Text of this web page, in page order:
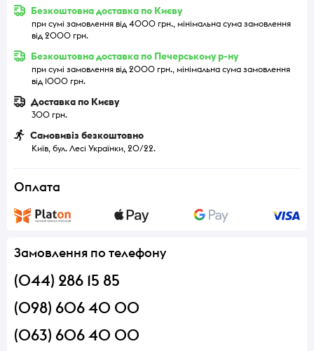
Безкоштовна доставка по Києву
при сумі замовлення від 4000 грн., мінімальна сума замовлення
від 2000 грн.
Безкоштовна доставка по Печерському р-ну
при сумі замовлення від 2000 грн., мінімальна сума замовлення
від 1000 грн.
Доставка по Києву
300 грн.
Самовивіз безкоштовно
Київ, бул. Лесі Українки, 20/22.
Оплата
Замовлення по телефону
(044) 286 15 85
(098) 606 40 00
(063) 606 40 00